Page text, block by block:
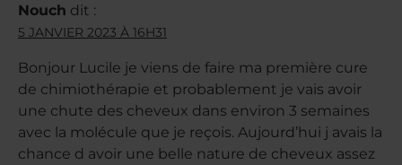
Nouch dit :
5 JANVIER 2023 À 16H31
Bonjour Lucile je viens de faire ma première cure
de chimiothérapie et probablement je vais avoir
une chute des cheveux dans environ 3 semaines
avec la molécule que je reçois. Aujourd’hui j avais la
chance d avoir une belle nature de cheveux assez